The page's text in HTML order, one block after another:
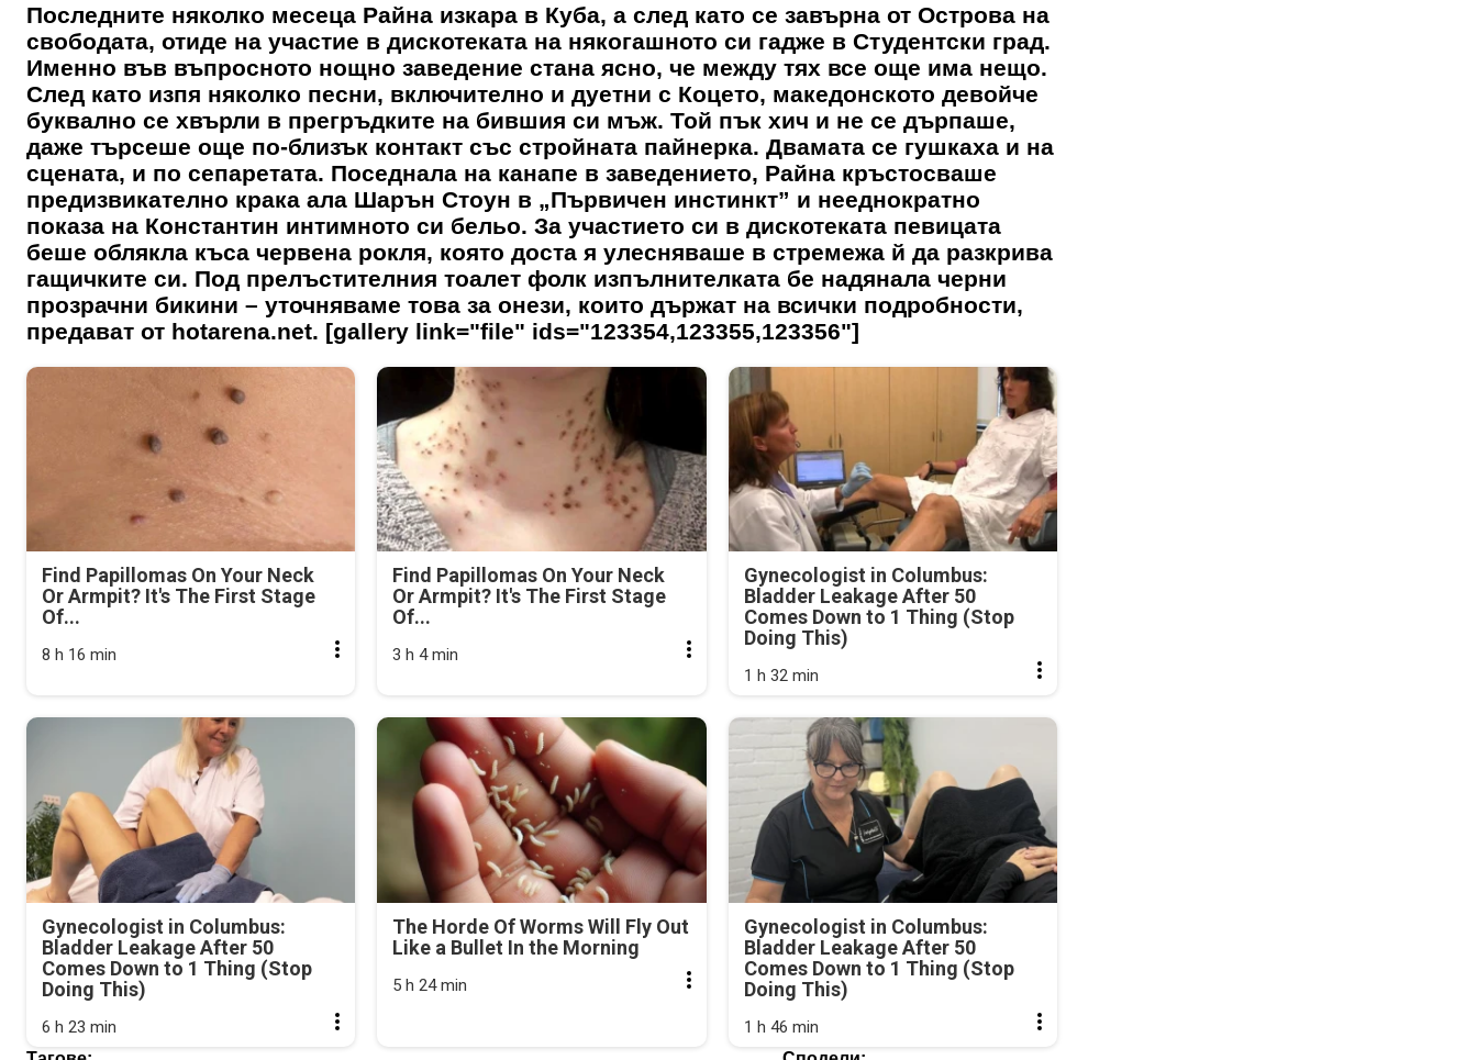
Последните няколко месеца Райна изкара в Куба, а след като се завърна от Острова на
свободата, отиде на участие в дискотеката на някогашното си гадже в Студентски град.
Именно във въпросното нощно заведение стана ясно, че между тях все още има нещо.
След като изпя няколко песни, включително и дуетни с Коцето, македонското девойче
буквално се хвърли в прегръдките на бившия си мъж. Той пък хич и не се дърпаше,
даже търсеше още по-близък контакт със стройната пайнерка. Двамата се гушкаха и на
сцената, и по сепаретата. Поседнала на канапе в заведението, Райна кръстосваше
предизвикателно крака ала Шарън Стоун в „Първичен инстинкт” и нееднократно
показа на Константин интимното си бельо. За участието си в дискотеката певицата
беше облякла къса червена рокля, която доста я улесняваше в стремежа й да разкрива
гащичките си. Под прелъстителния тоалет фолк изпълнителката бе надянала черни
прозрачни бикини – уточняваме това за онези, които държат на всички подробности,
предават от hotarena.net. [gallery link="file" ids="123354,123355,123356"]
Find Papillomas On Your Neck
Or Armpit? It's The First Stage
Of...
8 h 16 min
Find Papillomas On Your Neck
Or Armpit? It's The First Stage
Of...
3 h 4 min
Gynecologist in Columbus:
Bladder Leakage After 50
Comes Down to 1 Thing (Stop
Doing This)
1 h 32 min
Gynecologist in Columbus:
Bladder Leakage After 50
Comes Down to 1 Thing (Stop
Doing This)
6 h 23 min
The Horde Of Worms Will Fly Out
Like a Bullet In the Morning
5 h 24 min
Gynecologist in Columbus:
Bladder Leakage After 50
Comes Down to 1 Thing (Stop
Doing This)
1 h 46 min